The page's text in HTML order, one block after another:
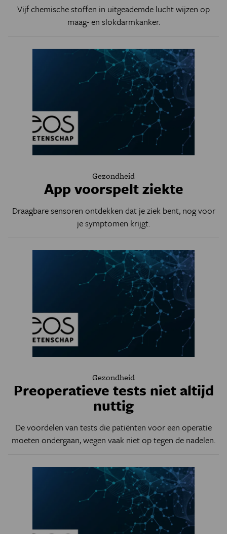
Vijf chemische stoffen in uitgeademde lucht wijzen op
maag- en slokdarmkanker.
Gezondheid
App voorspelt ziekte
Draagbare sensoren ontdekken dat je ziek bent, nog voor
je symptomen krijgt.
Gezondheid
Preoperatieve tests niet altijd
nuttig
De voordelen van tests die patiënten voor een operatie
moeten ondergaan, wegen vaak niet op tegen de nadelen.